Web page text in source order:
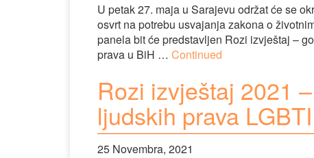
U petak 27. maja u Sarajevu održat će se
osvrt na potrebu usvajanja zakona o
panela bit će predstavljen Rozi izvještaj –
prava u BiH … Continued
Rozi izvještaj 2021
ljudskih prava
25 Novembra, 2021